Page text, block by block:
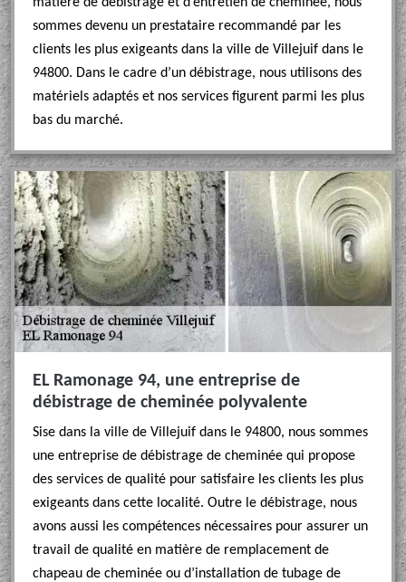
sommes devenu un prestataire recommandé par les
clients les plus exigeants dans la ville de Villejuif dans le
94800. Dans le cadre d’un débistrage, nous utilisons des
matériels adaptés et nos services figurent parmi les plus
bas du marché.
EL Ramonage 94, une entreprise de
débistrage de cheminée polyvalente
Sise dans la ville de Villejuif dans le 94800, nous sommes
une entreprise de débistrage de cheminée qui propose
des services de qualité pour satisfaire les clients les plus
exigeants dans cette localité. Outre le débistrage, nous
avons aussi les compétences nécessaires pour assurer un
travail de qualité en matière de remplacement de
chapeau de cheminée ou d’installation de tubage de